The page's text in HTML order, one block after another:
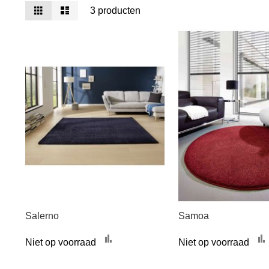
Tonen
als
Foto-
tabel
3producten
Salerno
Niet op voorraad
Samoa
Niet op voorraad